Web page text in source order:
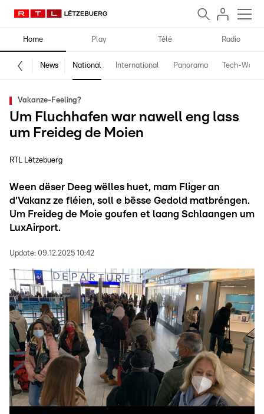
Home Play Télé Radio
News National International Panorama Tech-World
Vakanze-Feeling?
Um Fluchhafen war nawell eng lass
um Freideg de Moien
RTL Lëtzebuerg
Ween dëser Deeg wëlles huet, mam Fliger an
d'Vakanz ze fléien, soll e bësse Gedold matbréngen.
Um Freideg de Moie goufen et laang Schlaangen um
LuxAirport.
Update: 09.12.2025 10:42